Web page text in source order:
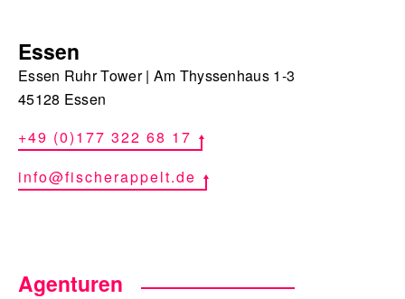
Essen
Essen Ruhr Tower | Am Thyssenhaus 1-3
45128 Essen
+49 (0)177 322 68 17
info@fischerappelt.de
Agenturen